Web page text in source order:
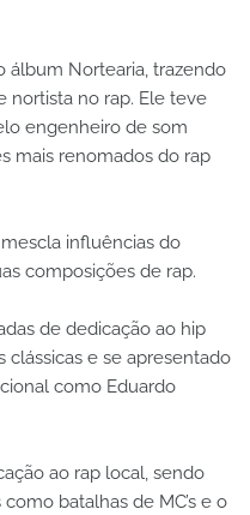
álbum Nortearia, trazendo
nortista no rap. Ele teve
engenheiro de som
mais renomados do rap
influências do
composições de rap.
de dedicação ao hip
clássicas e se apresentado
como Eduardo
ao rap local, sendo
batalhas de MC’s e o